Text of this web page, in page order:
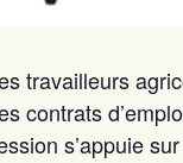
travailleurs
contrats
s’appuie